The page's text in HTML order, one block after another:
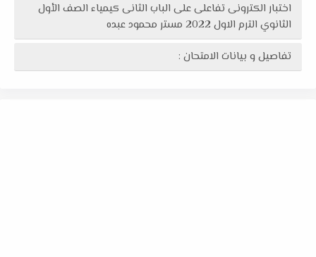
اختبار الكترونى تفاعلى على الباب الثانى كيمياء الصف الأول
الثانوي الترم الاول 2022 مستر محمود عبده
تفاصيل و بيانات الامتحان :